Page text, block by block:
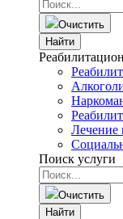
Очистить
Найти
Лечение
Поиск услуги
Очистить
Найти